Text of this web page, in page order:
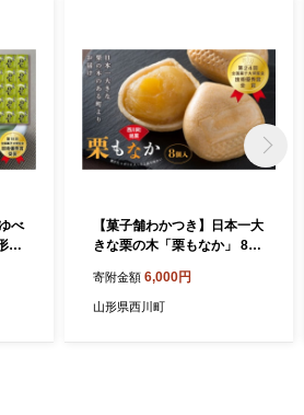
べ
県
8
【菓子舗わかつき】日本一大
きな栗の木「栗もなか」 8個
技術優秀賞受賞 和菓子 最中
山形県 西川町 FYN6-156
寄附金額 6,000円
山形県西川町